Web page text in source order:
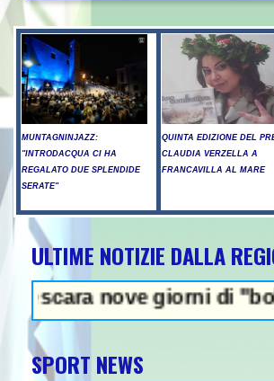
MUNTAGNINJAZZ:
"INTRODACQUA CI HA
REGALATO DUE SPLENDIDE
SERATE"
QUINTA EDIZIONE DEL
CLAUDIA VERZELLA A
FRANCAVILLA AL MARE
ULTIME NOTIZIE DALLA
nove giorni di
SPORT NEWS